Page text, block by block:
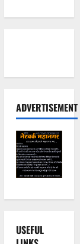
ADVERTISEMENT
USEFUL